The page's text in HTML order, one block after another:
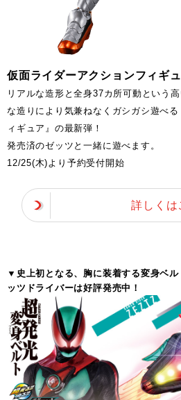
仮面ライダーアクションフィギ
リアルな造形と全身37カ所可動という
な造りにより気兼ねなくガシガシ遊べ
ィギュア』の最新弾！
発売済のゼッツと一緒に遊べます。
12/25(木)より予約受付開始
詳しくは
▼史上初となる、胸に装着する変身ベ
ッツドライバーは好評発売中！